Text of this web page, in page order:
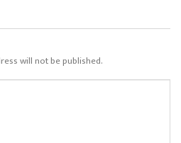
will not be published.